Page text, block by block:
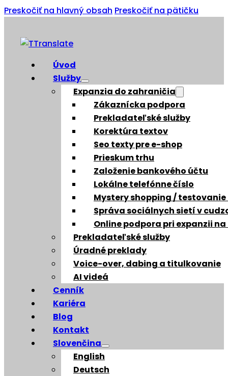
Preskočiť na hlavný obsah Preskočiť na pätičku
Úvod
Služby
Expanzia do zahraničia
Zákaznícka podpora
Prekladateľské služby
Korektúra textov
Seo texty pre e-shop
Prieskum trhu
Založenie bankového účtu
Lokálne telefónne číslo
Mystery shopping /
Správa sociálnych sietí v
Online podpora pri expanzii
Prekladateľské služby
Úradné preklady
Voice-over, dabing a titulkovanie
AI videá
Cenník
Kariéra
Blog
Kontakt
Slovenčina
English
Deutsch